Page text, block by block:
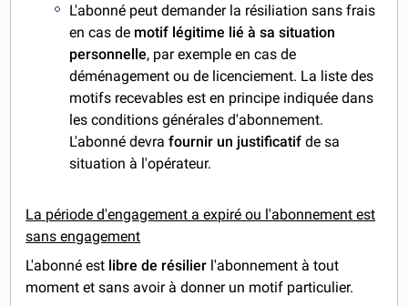
L'abonné peut demander la résiliation sans frais
en cas de motif légitime lié à sa situation
personnelle, par exemple en cas de
déménagement ou de licenciement. La liste des
motifs recevables est en principe indiquée dans
les conditions générales d'abonnement.
L'abonné devrafournir un justificatif de sa
situation à l'opérateur.
La période d'engagement a expiré ou l'abonnement est
sans engagement
L'abonné est libre de résilier l'abonnement à tout
moment et sans avoir à donner un motif particulier.